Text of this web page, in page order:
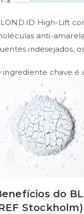
High-Lift
anti-
indesejados,
ingrediente chave é
do
Stockholm)